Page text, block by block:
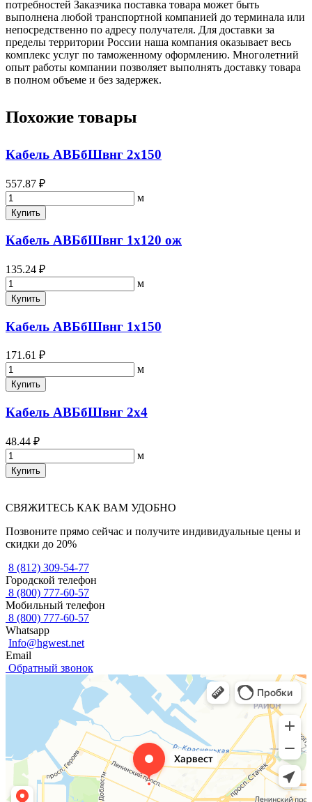
потребностей Заказчика поставка товара может быть
выполнена любой транспортной компанией до терминала или
непосредственно по адресу получателя. Для доставки за
пределы территории России наша компания оказывает весь
комплекс услуг по таможенному оформлению. Многолетний
опыт работы компании позволяет выполнять доставку товара
в полном объеме и без задержек.
Похожие товары
Кабель АВБбШвнг 2х150
557.87 ₽
м
Купить
Кабель АВБбШвнг 1х120 ож
135.24 ₽
м
Купить
Кабель АВБбШвнг 1х150
171.61 ₽
м
Купить
Кабель АВБбШвнг 2х4
48.44 ₽
м
Купить
СВЯЖИТЕСЬ КАК ВАМ УДОБНО
Позвоните прямо сейчас и получите индивидуальные цены и
скидки до 20%
8 (812) 309-54-77
Городской телефон
8 (800) 777-60-57
Мобильный телефон
8 (800) 777-60-57
Whatsapp
Info@hgwest.net
Email
Обратный звонок